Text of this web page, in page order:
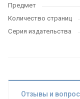
Предмет
Количество страниц
Серия издательства
Отзывы и